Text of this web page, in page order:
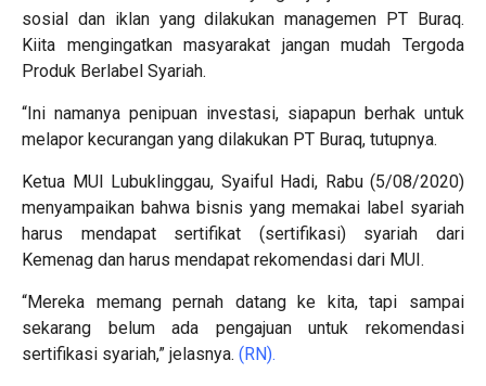
sosial dan iklan yang dilakukan managemen PT Buraq.
Kiita mengingatkan masyarakat jangan mudah Tergoda
Produk Berlabel Syariah.
“Ini namanya penipuan investasi, siapapun berhak untuk
melapor kecurangan yang dilakukan PT Buraq, tutupnya.
Ketua MUI Lubuklinggau, Syaiful Hadi, Rabu (5/08/2020)
menyampaikan bahwa bisnis yang memakai label syariah
harus mendapat sertifikat (sertifikasi) syariah dari
Kemenag dan harus mendapat rekomendasi dari MUI.
“Mereka memang pernah datang ke kita, tapi sampai
sekarang belum ada pengajuan untuk rekomendasi
sertifikasi syariah,” jelasnya. (RN).